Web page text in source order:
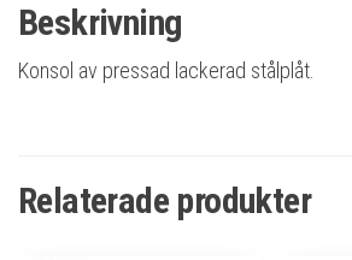
Beskrivning
Konsol av pressad lackerad stålplåt.
Relaterade produkter